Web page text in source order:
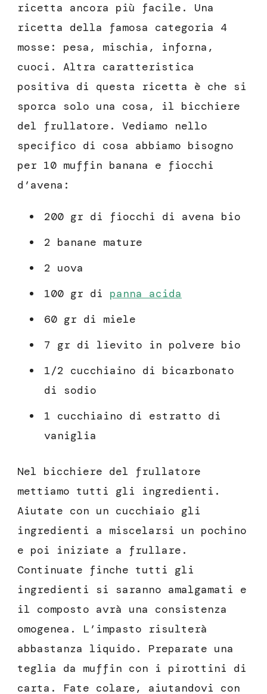
ricetta ancora più facile. Una
ricetta della famosa categoria 4
mosse: pesa, mischia, inforna,
cuoci. Altra caratteristica
positiva di questa ricetta è che si
sporca solo una cosa, il bicchiere
del frullatore. Vediamo nello
specifico di cosa abbiamo bisogno
per 10 muffin banana e fiocchi
d’avena:
200 gr di fiocchi di avena bio
2 banane mature
2 uova
100 gr di panna acida
60 gr di miele
7 gr di lievito in polvere bio
1/2 cucchiaino di bicarbonato
di sodio
1 cucchiaino di estratto di
vaniglia
Nel bicchiere del frullatore
mettiamo tutti gli ingredienti.
Aiutate con un cucchiaio gli
ingredienti a miscelarsi un pochino
e poi iniziate a frullare.
Continuate finche tutti gli
ingredienti si saranno amalgamati e
il composto avrà una consistenza
omogenea. L’impasto risulterà
abbastanza liquido. Preparate una
teglia da muffin con i pirottini di
carta. Fate colare, aiutandovi con